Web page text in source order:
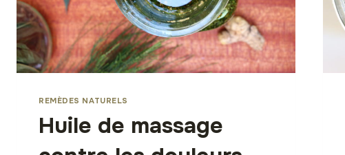
REMÈDES NATURELS
Huile de massage